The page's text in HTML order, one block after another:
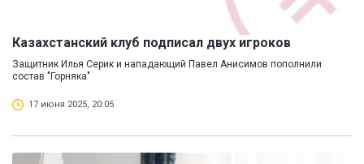
Казахстанский клуб подписал двух игроков
Защитник Илья Серик и нападающий Павел Анисимов пополнили
состав "Горняка"
17 июня 2025, 20:05